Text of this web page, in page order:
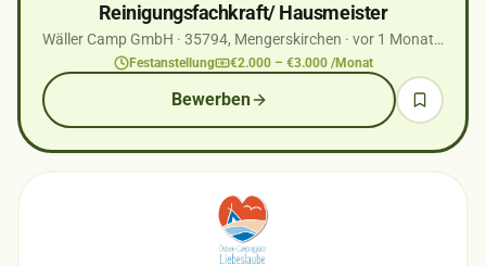
Reinigungsfachkraft/ Hausmeister
Wäller Camp GmbH · 35794, Mengerskirchen · vor 1 Monaten
Festanstellung €2.000 – €3.000 /Monat
Bewerben